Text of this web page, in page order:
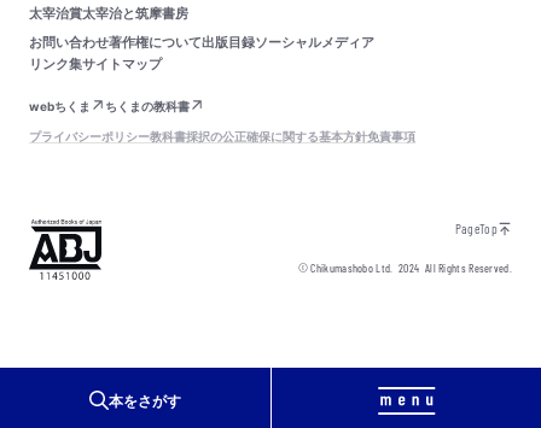
本をさがす
太宰治賞太宰治と筑摩書房
お問い合わせ著作権について出版目録ソーシャルメディア
リンク集サイトマップ
webちくま
ちくまの教科書
プライバシーポリシー教科書採択の公正確保に関する基本方針免責事項
PageTop
© Chikumashobo Ltd.2024 All Rights Reserved.